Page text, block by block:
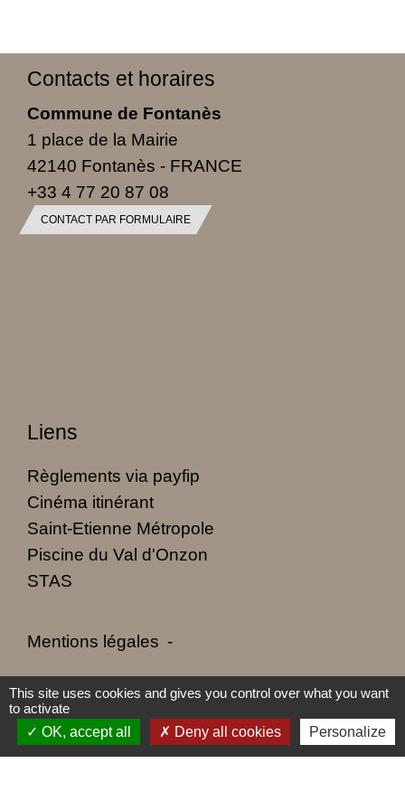
Contacts et horaires
Commune de Fontanès
1 place de la Mairie
42140 Fontanès - FRANCE
+33 4 77 20 87 08
CONTACT PAR FORMULAIRE
Liens
Règlements via payfip
Cinéma itinérant
Saint-Etienne Métropole
Piscine du Val d'Onzon
STAS
Mentions légales -
Politique de confidentialité - Accessibilité -
Plan du site - Gestion des cookies
This site uses cookies and gives you control over what you want
to activate
OK, accept all
Deny all cookies Personalize